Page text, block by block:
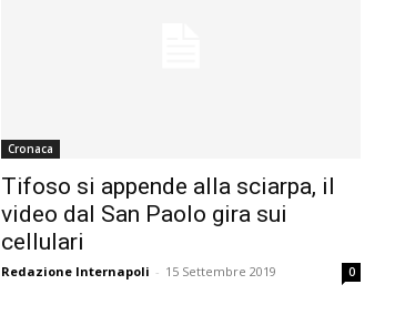
Cronaca
Tifoso si appende alla sciarpa, il
video dal San Paolo gira sui
cellulari
Redazione Internapoli - 15 Settembre 2019 0